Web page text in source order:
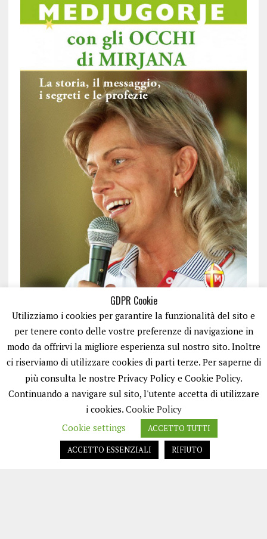
ISCRIVITI
GDPR Cookie
Utilizziamo i cookies per garantire la funzionalità del sito e
per tenere conto delle vostre preferenze di navigazione in
modo da offrirvi la migliore esperienza sul nostro sito. Inoltre
ci riserviamo di utilizzare cookies di parti terze. Per saperne di
più consulta le nostre Privacy Policy e Cookie Policy.
Continuando a navigare sul sito, l'utente accetta di utilizzare
i cookies. Cookie Policy
Cookie settings
ACCETTO TUTTI
ACCETTO ESSENZIALI
RIFIUTO